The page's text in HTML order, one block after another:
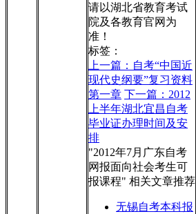
请以湖北省教育考试
院及各教育官网为
准！
标签：
上一篇：自考“中国近
现代史纲要”复习资料
第一章 下一篇：2012
上半年湖北宜昌自考
毕业证办理时间及安
排
"2012年7月广东自考
网报面向社会考生可
报课程" 相关文章推荐
无锡自考本科报